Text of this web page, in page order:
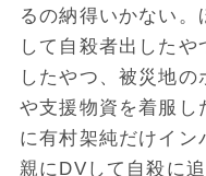
るの納得いかない。
して自殺者出した
したやつ、被災地
や支援物資を着服し
に有村架純だけイン
親にDVして自殺に